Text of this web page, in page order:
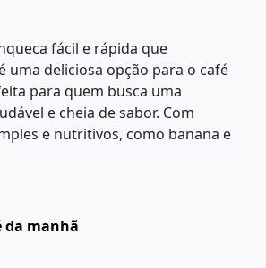
fácil e rápida que
uma deliciosa opção para o café
para quem busca uma
e cheia de sabor. Com
e nutritivos, como banana e
da manhã